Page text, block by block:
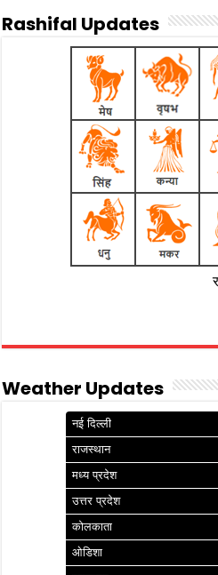
Rashifal Updates
Weather Updates
नई दिल्ली
राजस्थान
मध्य प्रदेश
उत्तर प्रदेश
कोलकाता
ओडिशा